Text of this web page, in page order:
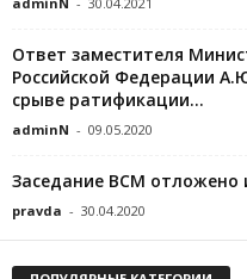
Ответ заместителя
Российской Федерации
срыве ратификации...
adminN - 09.05.2020
Заседание ВСМ отложено
pravda - 30.04.2020